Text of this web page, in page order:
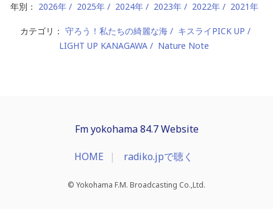
年別： 2026年 2025年 2024年 2023年 2022年 2021年
カテゴリ： 守ろう！私たちの綺麗な海
キスライPICK UP
LIGHT UP KANAGAWA
Nature Note
Fm yokohama 84.7 Website
HOME radiko.jpで聴く
© Yokohama F.M. Broadcasting Co.,Ltd.